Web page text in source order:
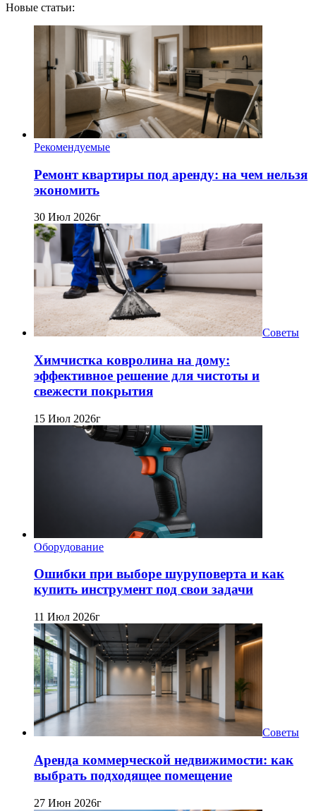
Новые статьи:
Рекомендуемые
Ремонт квартиры под аренду: на чем нельзя
экономить
30 Июл 2026г
Советы
Химчистка ковролина на дому:
эффективное решение для чистоты и
свежести покрытия
15 Июл 2026г
Оборудование
Ошибки при выборе шуруповерта и как
купить инструмент под свои задачи
11 Июл 2026г
Советы
Аренда коммерческой недвижимости: как
выбрать подходящее помещение
27 Июн 2026г